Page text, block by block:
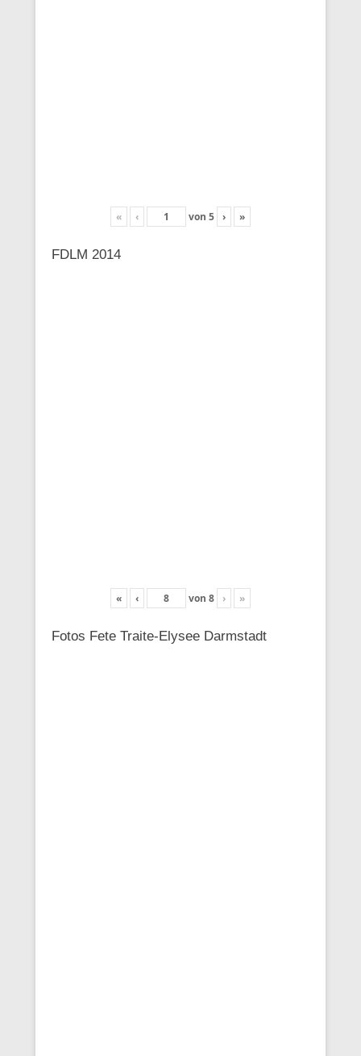
« ‹ von 5 › »
FDLM 2014
« ‹ von 8 › »
Fotos Fete Traite-Elysee Darmstadt